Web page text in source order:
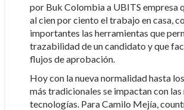
por Buk Colombia a UBITS empresa
al cien por ciento el trabajo en casa,
importantes las herramientas que
trazabilidad de un candidato y que
flujos de aprobación.
Hoy con la nueva normalidad hasta
más tradicionales se impactan con las
tecnologías. Para Camilo Mejía,